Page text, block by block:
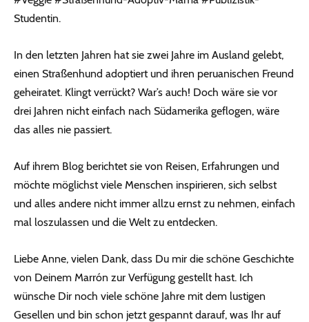
Studentin.
In den letzten Jahren hat sie zwei Jahre im Ausland gelebt,
einen Straßenhund adoptiert und ihren peruanischen Freund
geheiratet. Klingt verrückt? War’s auch! Doch wäre sie vor
drei Jahren nicht einfach nach Südamerika geflogen, wäre
das alles nie passiert.
Auf ihrem Blog berichtet sie von Reisen, Erfahrungen und
möchte möglichst viele Menschen inspirieren, sich selbst
und alles andere nicht immer allzu ernst zu nehmen, einfach
mal loszulassen und die Welt zu entdecken.
Liebe Anne, vielen Dank, dass Du mir die schöne Geschichte
von Deinem Marrón zur Verfügung gestellt hast. Ich
wünsche Dir noch viele schöne Jahre mit dem lustigen
Gesellen und bin schon jetzt gespannt darauf, was Ihr auf